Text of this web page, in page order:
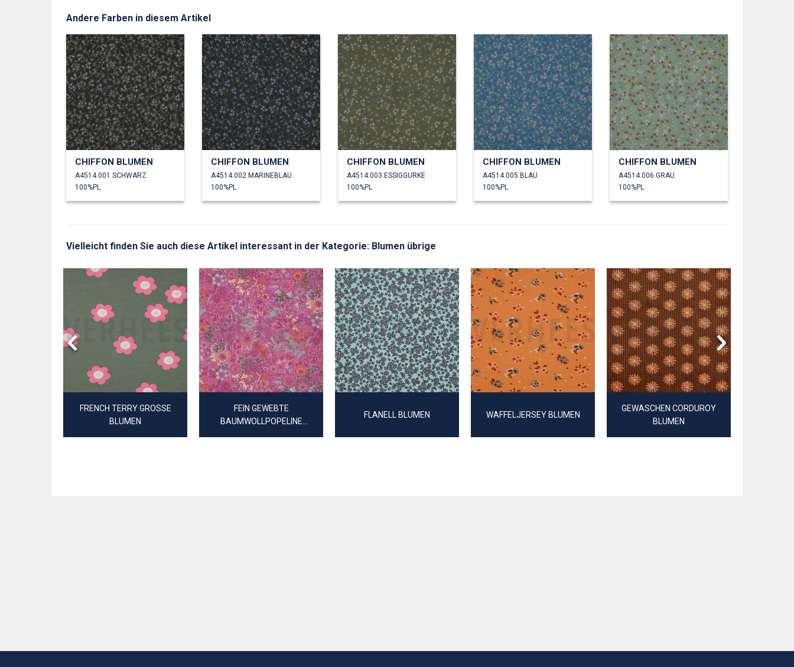
Andere Farben in diesem Artikel
CHIFFON BLUMEN
A4514.001 SCHWARZ
100%PL
CHIFFON BLUMEN
A4514.002 MARINEBLAU
100%PL
CHIFFON BLUMEN
A4514.003 ESSIGGURKE
100%PL
CHIFFON BLUMEN
A4514.005 BLAU
100%PL
CHIFFON BLUMEN
A4514.006 GRAU
100%PL
Vielleicht finden Sie auch diese Artikel interessant in der Kategorie: Blumen übrige
FRENCH TERRY GROSSE
BLUMEN
FEIN GEWEBTE
BAUMWOLLPOPELINE
FLANELL BLUMEN WAFFELJERSEY BLUMEN
GEWASCHEN CORDUROY
BLUMEN